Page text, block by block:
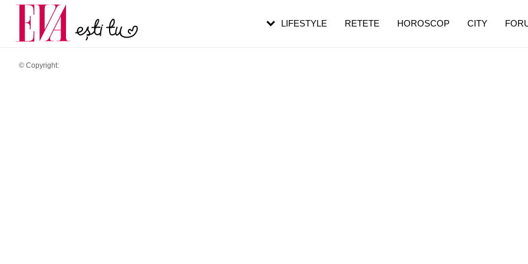
© Copyright:
LIFESTYLE RETETE HOROSCOP CITY
Carieră
Actualitate
pe măsură ce înaintezi în vârstă